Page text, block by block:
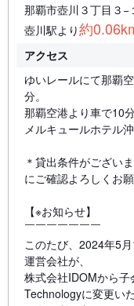
那覇市壺川３丁目３−
壺川駅より約
アクセス
ゆいレールにて那覇
分。
那覇空港より車で10
メルキュールホテル沖
＊貸出条件がござい
にご確認よろしくお
【※お知らせ】
￣￣￣￣￣￣￣
このたび、2024年5
運営会社が、
株式会社IDOMから
Technologyに変更い